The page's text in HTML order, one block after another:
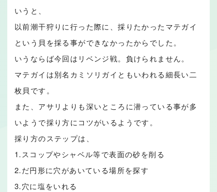
いうと、
以前潮干狩りに行った際に、採りたかったマテガイ
という貝を採る事ができなかったからでした。
いうならば今回はリベンジ戦。負けられません。
マテガイは別名カミソリガイともいわれる細長い二
枚貝です。
また、アサリよりも深いところに潜っている事が多
いようで採り方にコツがいるようです。
採り方のステップは、
1.スコップやシャベル等で表面の砂を削る
2.だ円形に穴があいている場所を探す
3.穴に塩をいれる